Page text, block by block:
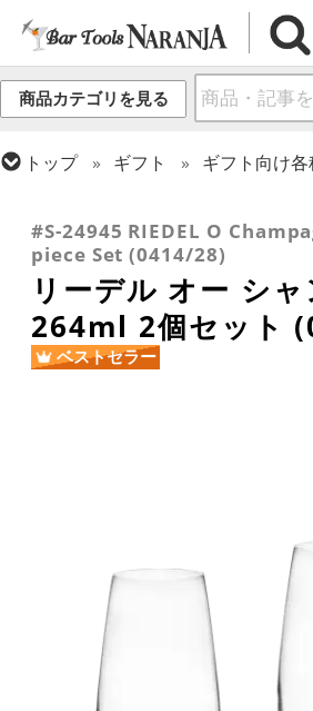
商品カテゴリを見る
トップ ギフト
ギフト向け
シャンパングラス
#S-24945 RIEDEL O
piece Set (0414/28)
リーデル オー シ
264ml 2個セット
ベストセラー